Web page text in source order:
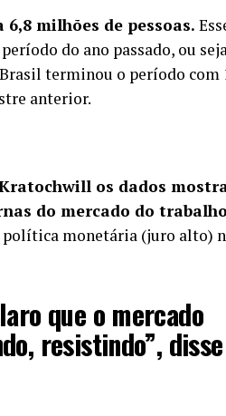
milhões de pessoas.
do ano passado, ou
terminou o período com
anterior.
os dados
do mercado do
política monetária (juro alto)
que o mercado
resistindo”, disse